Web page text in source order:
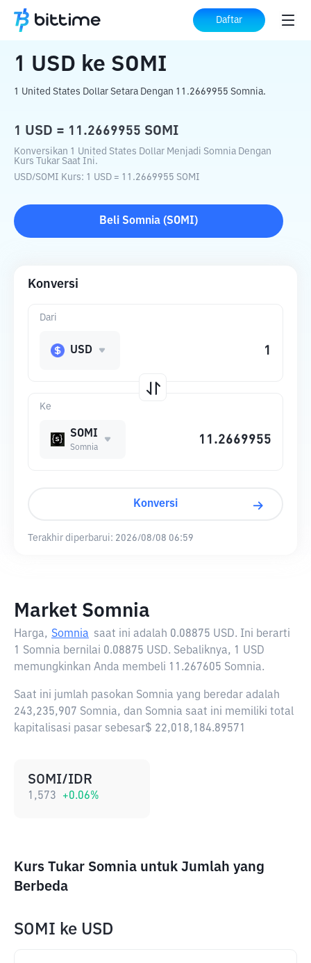
Daftar
Beranda Konverter Kripto ke SOMI
1 USD ke SOMI
1 United States Dollar Setara Dengan 11.2669955 Somnia.
1 USD = 11.2669955 SOMI
Konversikan 1 United States Dollar Menjadi Somnia Dengan
Kurs Tukar Saat Ini.
USD/SOMI Kurs: 1 USD = 11.2669955 SOMI
Beli Somnia (SOMI)
Konversi
Ke
SOMI
Somnia
Dari
USD
Konversi
Terakhir diperbarui: 2026/08/08 06:59
Market Somnia
Harga, Somnia saat ini adalah 0.08875 USD. Ini berarti
1 Somnia bernilai 0.08875 USD. Sebaliknya, 1 USD
memungkinkan Anda membeli 11.267605 Somnia.
Saat ini jumlah pasokan Somnia yang beredar adalah
243,235,907 Somnia, dan Somnia saat ini memiliki total
kapitalisasi pasar sebesar$ 22,018,184.89571
SOMI/IDR
1,573 +0.06%
Kurs Tukar Somnia untuk Jumlah yang
Berbeda
SOMI ke USD